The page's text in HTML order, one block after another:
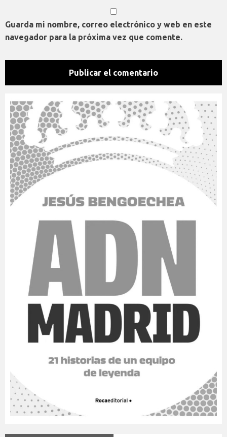
Guarda mi nombre, correo electrónico y web en este
navegador para la próxima vez que comente.